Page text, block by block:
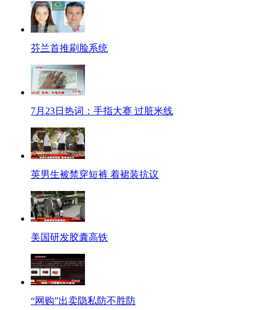
芬兰首推刷脸系统
7月23日热词：手指大赛 过脏米线
英男生被禁穿短裤 着裙装抗议
美国研发胶囊高铁
“网购”出卖隐私防不胜防